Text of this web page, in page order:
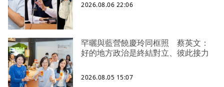
2026.08.06 22:06
罕曬與藍營饒慶玲同框照 蔡英文：
好的地方政治是終結對立、彼此接力
2026.08.05 15:07